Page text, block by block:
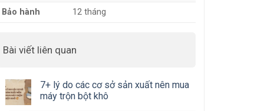
Bảo hành 12 tháng
Bài viết liên quan
7+ lý do các cơ sở sản xuất nên mua
máy trộn bột khô